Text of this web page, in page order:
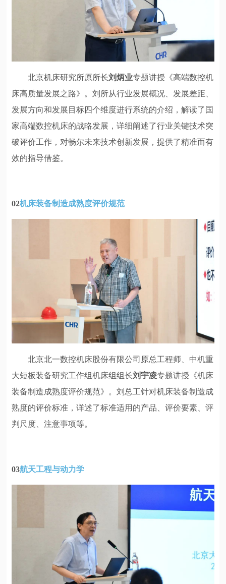
北京机床研究所原所长刘炳业专题讲授《高端数控机
床高质量发展之路》。刘所从行业发展概况、发展差距、
发展方向和发展目标四个维度进行系统的介绍，解读了国
家高端数控机床的战略发展，详细阐述了行业关键技术突
破评价工作，对畅尔未来技术创新发展，提供了精准而有
效的指导借鉴。
02机床装备制造成熟度评价规范
北京北一数控机床股份有限公司原总工程师、中机重
大短板装备研究工作组机床组组长刘宇凌专题讲授《机床
装备制造成熟度评价规范》。刘总工针对机床装备制造成
熟度的评价标准，详述了标准适用的产品、评价要素、评
判尺度、注意事项等。
03航天工程与动力学